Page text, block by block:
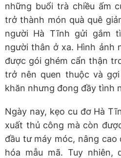
những buổi trà chiều ấm
trở thành món quà quê
người Hà Tĩnh gửi gắm
người thân ở xa. Hình ảnh
được gói ghém cẩn thận
trở nên quen thuộc và
khăn nhưng đong đầy tình
Ngày nay, kẹo cu đơ Hà
xuất thủ công mà còn
đầu tư máy móc, nâng
hóa mẫu mã. Tuy nhiên,